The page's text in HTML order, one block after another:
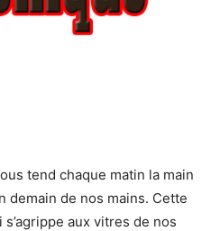
tend chaque matin la main
demain de nos mains. Cette
aux vitres de nos